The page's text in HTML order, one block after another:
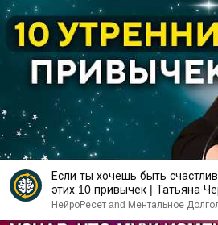
Если ты хочешь быть
этих 10 привычек | Татьяна
НейроРесет and Ментальное